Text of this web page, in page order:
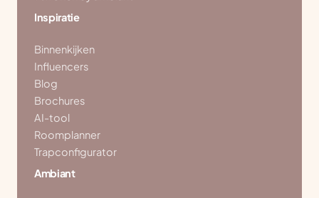
Inspiratie
Binnenkijken
Influencers
Blog
Brochures
AI-tool
Roomplanner
Trapconfigurator
Ambiant